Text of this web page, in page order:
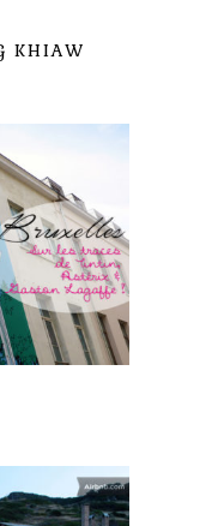
KHIAW